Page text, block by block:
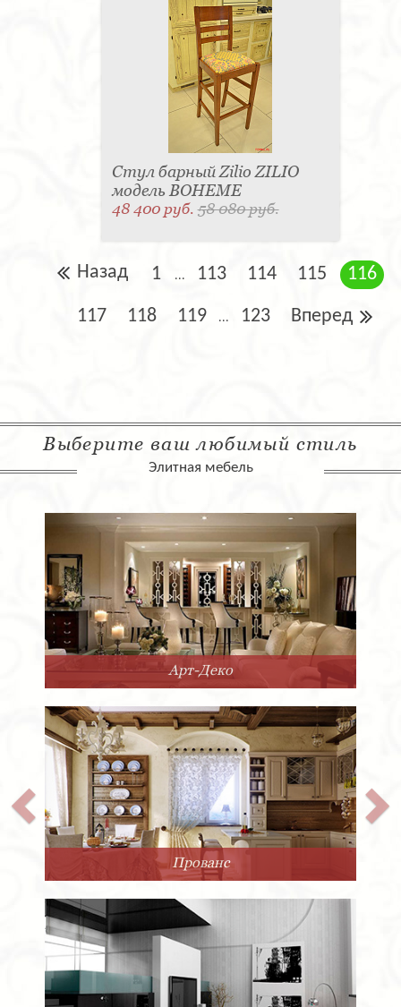
Стул барный Zilio ZILIO
модель BOHEME
48 400 руб.58 080 руб.
Назад 1 ... 113 114 115 116
117 118 119 ... 123 Вперед
Выберите ваш любимый стиль
Элитная мебель
Арт-Деко
Прованс